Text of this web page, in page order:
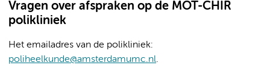
Vragen over afspraken op de MOT-CHIR
polikliniek
Het emailadres van de polikliniek:
poliheelkunde@amsterdamumc.nl.